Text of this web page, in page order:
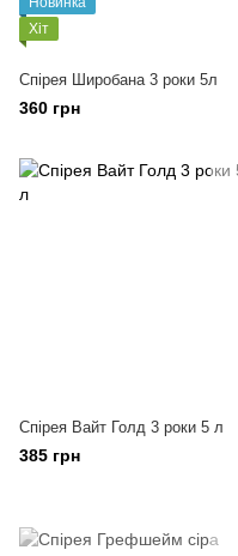
Хіт
Спірея Широбана 3 роки 5л
360 грн
Спірея Вайт Голд 3 роки 5 л
385 грн